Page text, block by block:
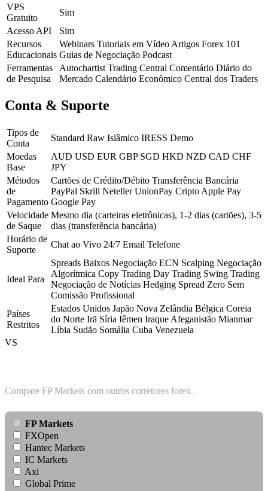
VPS
Gratuito
Sim
Acesso API
Sim
Recursos
Educacionais
Webinars Tutoriais em Vídeo Artigos Forex 101
Guias de Negociação Podcast
Ferramentas
de Pesquisa
Autochartist Trading Central Comentário Diário do
Mercado Calendário Econômico Central dos Traders
Conta & Suporte
Tipos de
Conta
Standard Raw Islâmico IRESS Demo
Moedas
Base
AUD USD EUR GBP SGD HKD NZD CAD CHF
JPY
Métodos
de
Pagamento
Cartões de Crédito/Débito Transferência Bancária
PayPal Skrill Neteller UnionPay Cripto Apple Pay
Google Pay
Velocidade
de Saque
Mesmo dia (carteiras eletrônicas), 1-2 dias (cartões), 3-5
dias (transferência bancária)
Horário de
Suporte
Chat ao Vivo 24/7 Email Telefone
Ideal Para
Spreads Baixos Negociação ECN Scalping Negociação
Algorítmica Copy Trading Day Trading Swing Trading
Negociação de Notícias Hedging Spread Zero Sem
Comissão Profissional
Países
Restritos
Estados Unidos Japão Nova Zelândia Bélgica Coreia
do Norte Irã Síria Iêmen Iraque Afeganistão Mianmar
Líbia Sudão Somália Cuba Venezuela
VS
Compare FP Markets com outros corretores forex.
FP Markets
FXOpen
Hantec Markets
IC Markets
Axi
Global Prime